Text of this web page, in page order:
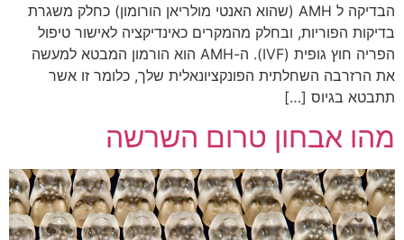
הבדיקה ל AMH (שהוא האנטי מולריאן הורומון) כחלק משגרת
בדיקות הפוריות, ובחלק מהמקרים כאינדיקציה לאישור טיפול
הפריה חוץ גופית (IVF). ה-AMH הוא הורמון המבטא למעשה
את הרזרבה השחלתית הפונקציונאלית שלך, כלומר זו אשר
תתבטא בגיוס […]
מהו אבחון טרום השרשה